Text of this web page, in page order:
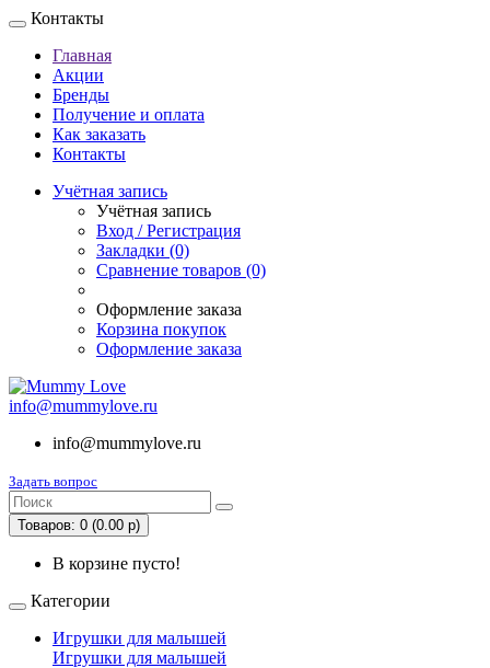
Контакты
Главная
Акции
Бренды
Получение и оплата
Как заказать
Контакты
Учётная запись
Учётная запись
Вход / Регистрация
Закладки (0)
Сравнение товаров (0)
Оформление заказа
Корзина покупок
Оформление заказа
info@mummylove.ru
info@mummylove.ru
Задать вопрос
Товаров: 0 (0.00 р)
В корзине пусто!
Категории
Игрушки для малышей
Игрушки для малышей